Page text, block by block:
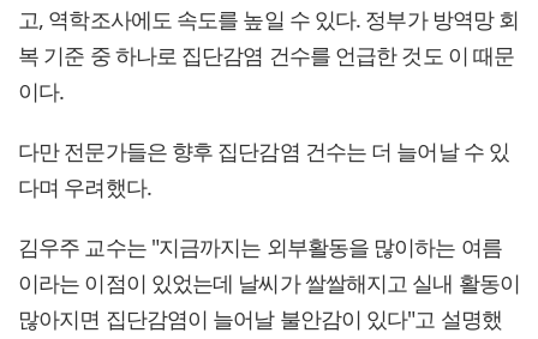
고, 역학조사에도 속도를 높일 수 있다. 정부가 방역망 회
복 기준 중 하나로 집단감염 건수를 언급한 것도 이 때문
이다.
다만 전문가들은 향후 집단감염 건수는 더 늘어날 수 있
다며 우려했다.
김우주 교수는 "지금까지는 외부활동을 많이하는 여름
이라는 이점이 있었는데 날씨가 쌀쌀해지고 실내 활동이
많아지면 집단감염이 늘어날 불안감이 있다"고 설명했